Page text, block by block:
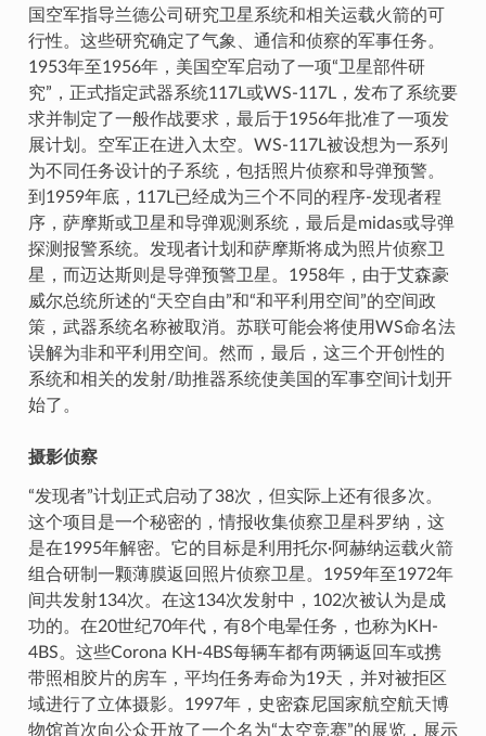
国空军指导兰德公司研究卫星系统和相关运载火箭的可
行性。这些研究确定了气象、通信和侦察的军事任务。
1953年至1956年，美国空军启动了一项“卫星部件研
究”，正式指定武器系统117L或WS-117L，发布了系统要
求并制定了一般作战要求，最后于1956年批准了一项发
展计划。空军正在进入太空。WS-117L被设想为一系列
为不同任务设计的子系统，包括照片侦察和导弹预警。
到1959年底，117L已经成为三个不同的程序-发现者程
序，萨摩斯或卫星和导弹观测系统，最后是midas或导弹
探测报警系统。发现者计划和萨摩斯将成为照片侦察卫
星，而迈达斯则是导弹预警卫星。1958年，由于艾森豪
威尔总统所述的“天空自由”和“和平利用空间”的空间政
策，武器系统名称被取消。苏联可能会将使用WS命名法
误解为非和平利用空间。然而，最后，这三个开创性的
系统和相关的发射/助推器系统使美国的军事空间计划开
始了。
摄影侦察
“发现者”计划正式启动了38次，但实际上还有很多次。
这个项目是一个秘密的，情报收集侦察卫星科罗纳，这
是在1995年解密。它的目标是利用托尔·阿赫纳运载火箭
组合研制一颗薄膜返回照片侦察卫星。1959年至1972年
间共发射134次。在这134次发射中，102次被认为是成
功的。在20世纪70年代，有8个电晕任务，也称为KH-
4BS。这些Corona KH-4BS每辆车都有两辆返回车或携
带照相胶片的房车，平均任务寿命为19天，并对被拒区
域进行了立体摄影。1997年，史密森尼国家航空航天博
物馆首次向公众开放了一个名为“太空竞赛”的展览，展示